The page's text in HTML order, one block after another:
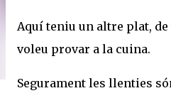
Aquí teniu un altre plat,
voleu provar a la cuina.
Segurament les llenties